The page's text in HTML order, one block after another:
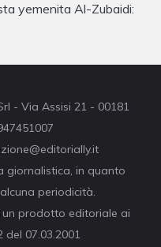
yemenita Al-Zubaidi:
- Via Assisi 21 - 00181
giornalistica, in quanto
periodicità.
prodotto editoriale ai
del 07.03.2001